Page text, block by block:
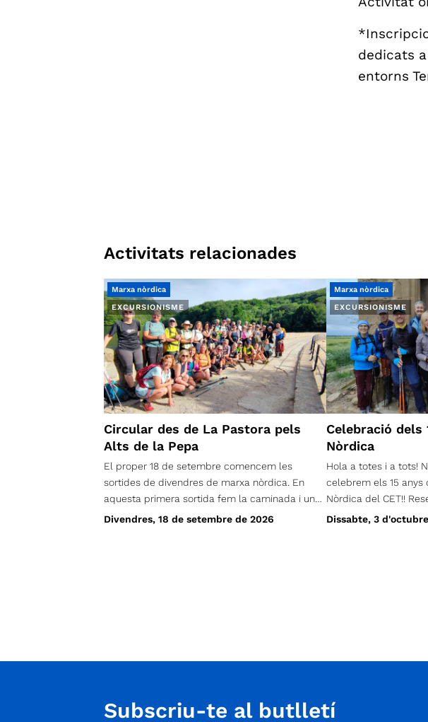
dedicats
entorns
Activitats relacionades
EXCURSIONISME
Marxa nòrdica
Circular des de La Pastora pels
Alts de la Pepa
El proper 18 de setembre comencem les
sortides de divendres de marxa nòrdica. En
aquesta primera sortida fem la caminada i una
mica de sopar de benvinguda.
Divendres, 18 de setembre de 2026
EXCURSIONISME
Marxa nòrdica
Celebració dels
Nòrdica
Hola a totes i a tots!
celebrem els 15 anys
Nòrdica del CET!!
Dissabte 3 d'octubre,
Dissabte, 3
Subscriu-te al butlletí